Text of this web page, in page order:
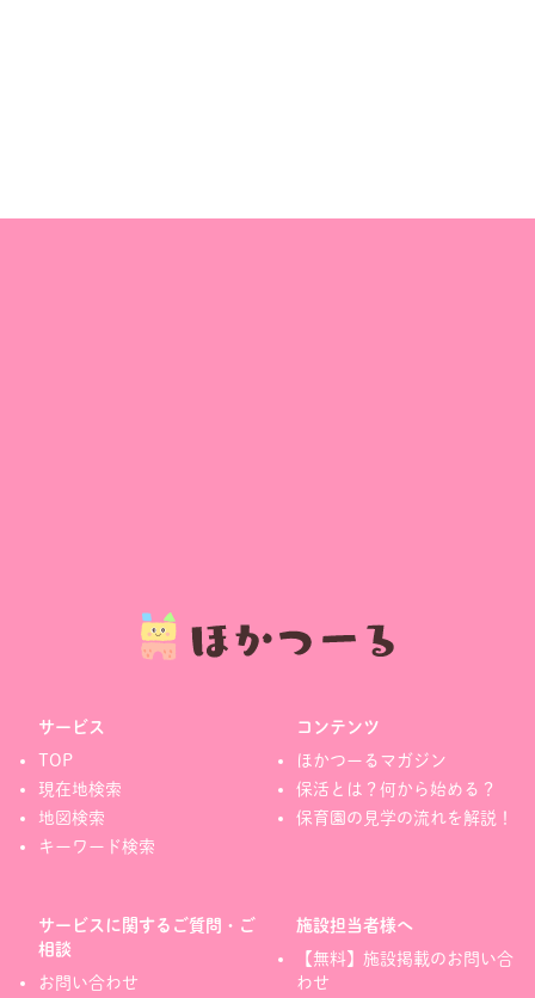
サービス
TOP
現在地検索
地図検索
キーワード検索
コンテンツ
ほかつーるマガジン
保活とは？何から始める？
保育園の見学の流れを解説！
サービスに関するご質問・ご
相談
お問い合わせ
施設担当者様へ
【無料】施設掲載のお問い合
わせ